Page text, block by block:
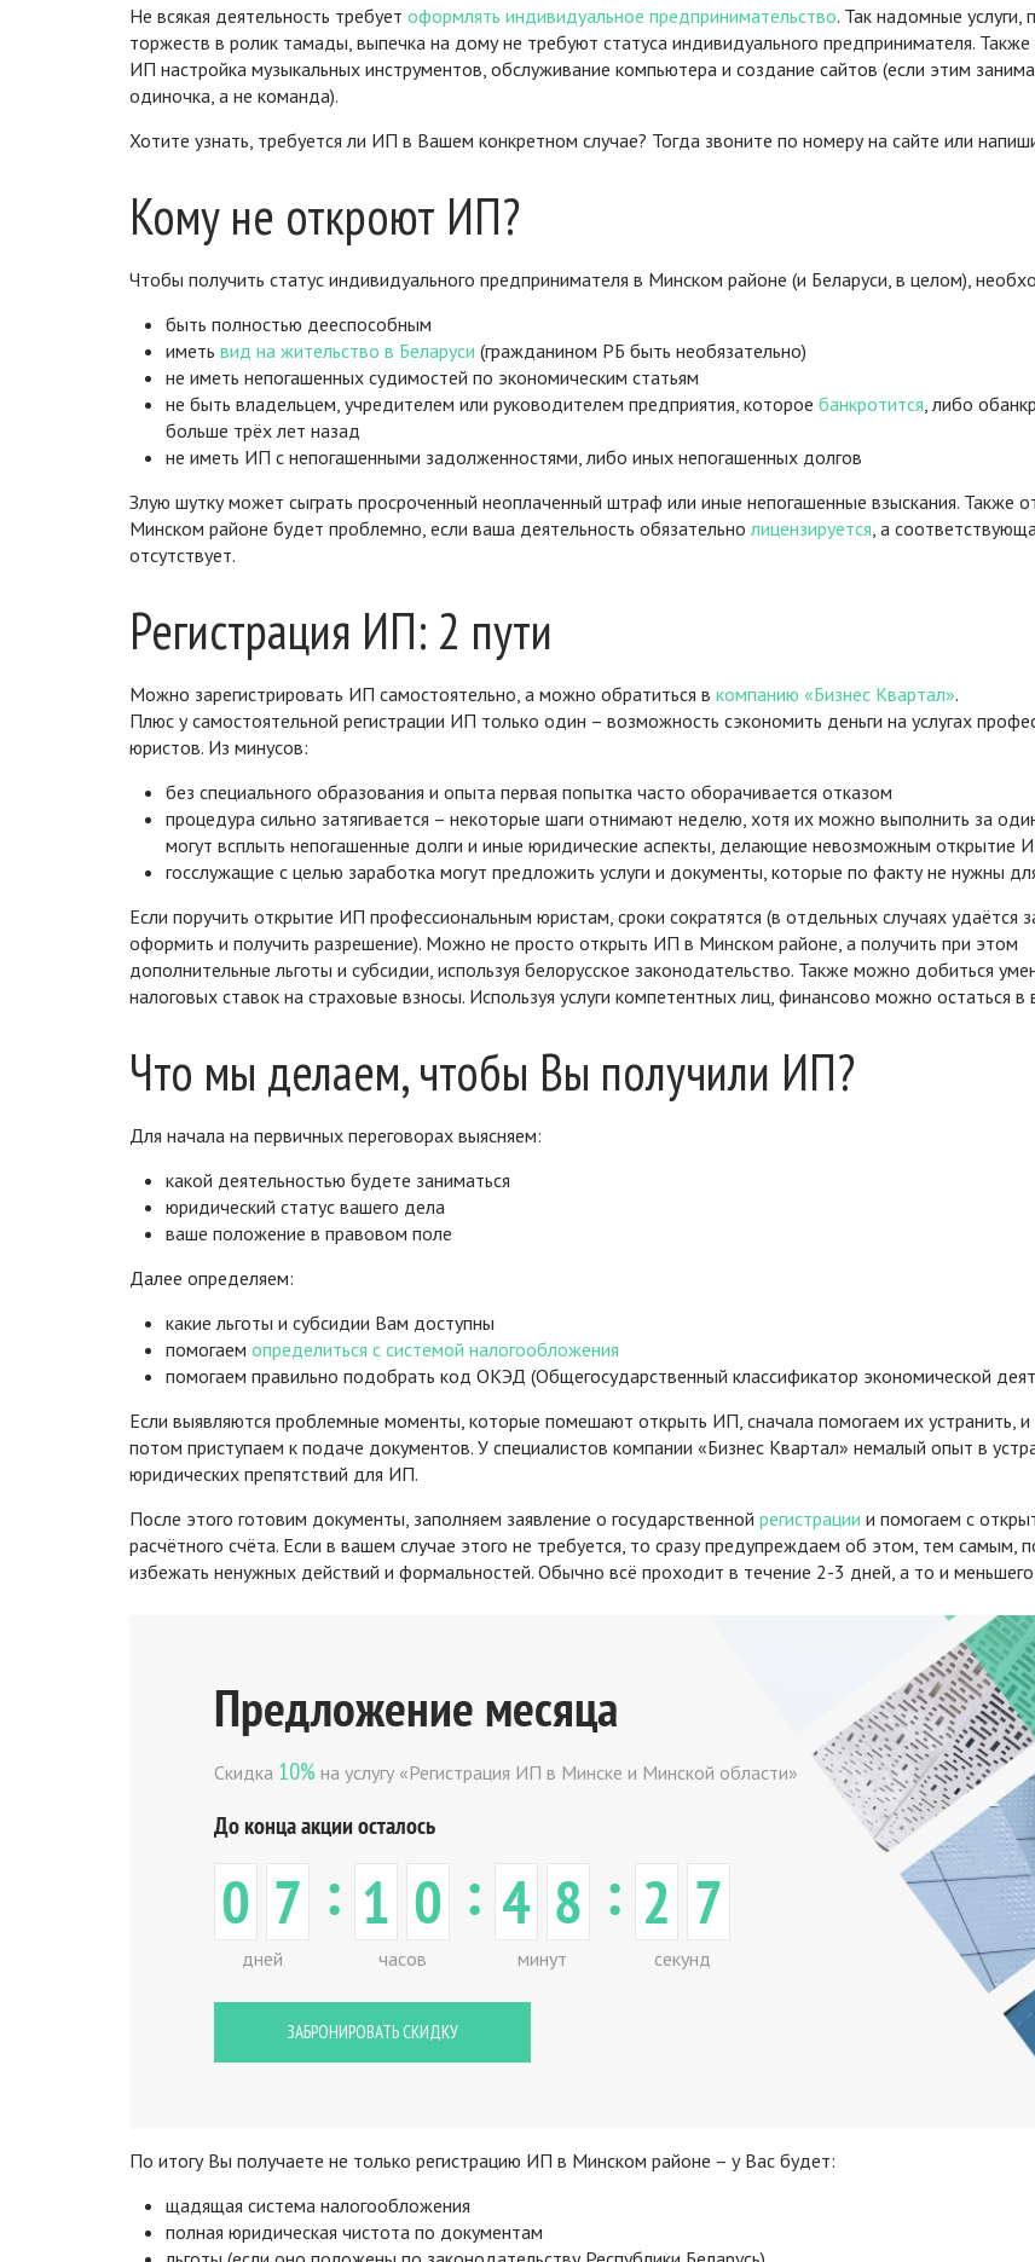
Не всякая деятельность требует оформлять индивидуальное предпринимательство. Так надомные услуги,
торжеств в ролик тамады, выпечка на дому не требуют статуса индивидуального предпринимателя.
ИП настройка музыкальных инструментов, обслуживание компьютера и создание сайтов (если этим
одиночка, а не команда).
Хотите узнать, требуется ли ИП в Вашем конкретном случае? Тогда звоните по номеру на сайте или
Кому не откроют ИП?
Чтобы получить статус индивидуального предпринимателя в Минском районе (и Беларуси, в целом),
быть полностью дееспособным
иметь вид на жительство в Беларуси (гражданином РБ быть необязательно)
не иметь непогашенных судимостей по экономическим статьям
не быть владельцем, учредителем или руководителем предприятия, которое банкротится, либо
больше трёх лет назад
не иметь ИП с непогашенными задолженностями, либо иных непогашенных долгов
Злую шутку может сыграть просроченный неоплаченный штраф или иные непогашенные взыскания. Также
Минском районе будет проблемно, если ваша деятельность обязательно лицензируется, а
отсутствует.
Регистрация ИП: 2 пути
Можно зарегистрировать ИП самостоятельно, а можно обратиться в компанию «Бизнес Квартал».
Плюс у самостоятельной регистрации ИП только один – возможность сэкономить деньги на услугах
юристов. Из минусов:
без специального образования и опыта первая попытка часто оборачивается отказом
процедура сильно затягивается – некоторые шаги отнимают неделю, хотя их можно выполнить за
могут всплыть непогашенные долги и иные юридические аспекты, делающие невозможным открытие
госслужащие с целью заработка могут предложить услуги и документы, которые по факту не нужны
Если поручить открытие ИП профессиональным юристам, сроки сократятся (в отдельных случаях удаётся
оформить и получить разрешение). Можно не просто открыть ИП в Минском районе, а получить при этом
дополнительные льготы и субсидии, используя белорусское законодательство. Также можно добиться
налоговых ставок на страховые взносы. Используя услуги компетентных лиц, финансово можно остаться в
Что мы делаем, чтобы Вы получили ИП?
Для начала на первичных переговорах выясняем:
какой деятельностью будете заниматься
юридический статус вашего дела
ваше положение в правовом поле
Далее определяем:
какие льготы и субсидии Вам доступны
помогаем определиться с системой налогообложения
помогаем правильно подобрать код ОКЭД (Общегосударственный классификатор экономической
Если выявляются проблемные моменты, которые помешают открыть ИП, сначала помогаем их устранить, и
потом приступаем к подаче документов. У специалистов компании «Бизнес Квартал» немалый опыт в
юридических препятствий для ИП.
После этого готовим документы, заполняем заявление о государственной регистрации и помогаем с
расчётного счёта. Если в вашем случае этого не требуется, то сразу предупреждаем об этом, тем самым,
избежать ненужных действий и формальностей. Обычно всё проходит в течение 2-3 дней, а то и
Предложение месяца
Скидка 10% на услугу «Регистрация ИП в Минске и Минской области»
До конца акции осталось
0 7
дней
: 1 0
часов
: 4 8
минут
: 2 7
секунд
ЗАБРОНИРОВАТЬ СКИДКУ
По итогу Вы получаете не только регистрацию ИП в Минском районе – у Вас будет:
щадящая система налогообложения
полная юридическая чистота по документам